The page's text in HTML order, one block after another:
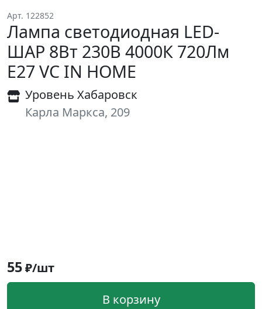
Арт. 122852
Лампа светодиодная LED-
ШАР 8Вт 230В 4000К 720Лм
Е27 VC IN HOME
Уровень Хабаровск
Карла Маркса, 209
55₽/шт
В корзину